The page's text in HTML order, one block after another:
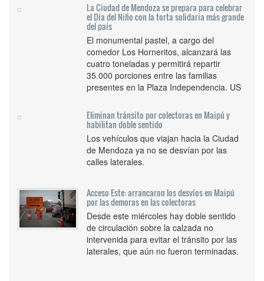
La Ciudad de Mendoza se prepara para celebrar
el Día del Niño con la torta solidaria más grande
del país
El monumental pastel, a cargo del
comedor Los Horneritos, alcanzará las
cuatro toneladas y permitirá repartir
35.000 porciones entre las familias
presentes en la Plaza Independencia. US
Eliminan tránsito por colectoras en Maipú y
habilitan doble sentido
Los vehículos que viajan hacia la Ciudad
de Mendoza ya no se desvían por las
calles laterales.
Acceso Este: arrancaron los desvíos en Maipú
por las demoras en las colectoras
Desde este miércoles hay doble sentido
de circulación sobre la calzada no
intervenida para evitar el tránsito por las
laterales, que aún no fueron terminadas.